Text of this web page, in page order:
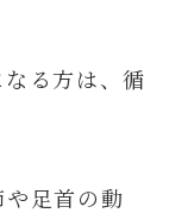
る方は、循
足首の動